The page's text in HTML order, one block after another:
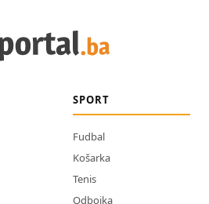
SPORT
Fudbal
Košarka
Tenis
Odbojka